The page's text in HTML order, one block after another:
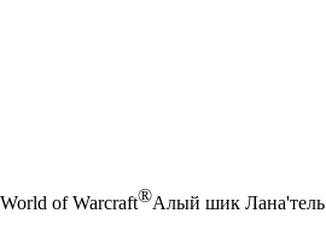
World of Warcraft®Алый шик Лана'тель